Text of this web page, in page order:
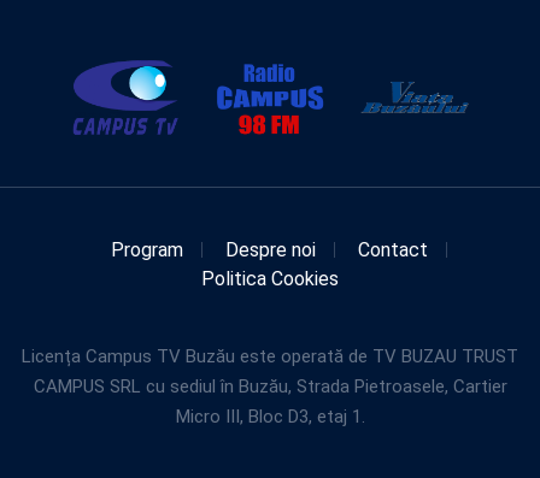
Program Despre noi
Contact
Politica Cookies
Licența Campus TV Buzău este operată de TV BUZAU TRUST
CAMPUS SRL cu sediul în Buzău, Strada Pietroasele, Cartier
Micro III, Bloc D3, etaj 1.